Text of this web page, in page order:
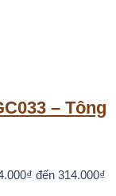
– Tông
đến 314.000₫